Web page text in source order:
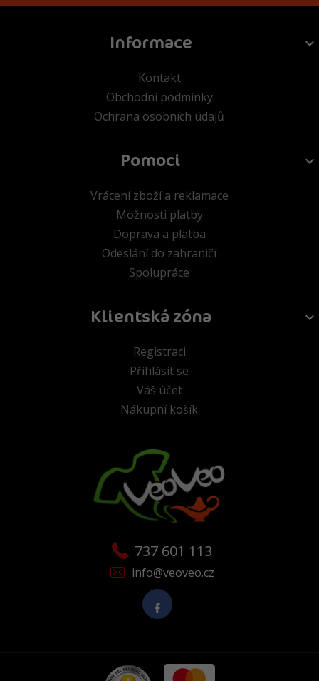
Informace
Kontakt
Obchodní podmínky
Ochrana osobních údajů
Pomoci
Vrácení zboží a reklamace
Možnosti platby
Doprava a platba
Odeslání do zahraničí
Spolupráce
Klientská zóna
Registraci
Přihlásit se
Váš účet
Nákupní košík
737 601 113
info@veoveo.cz